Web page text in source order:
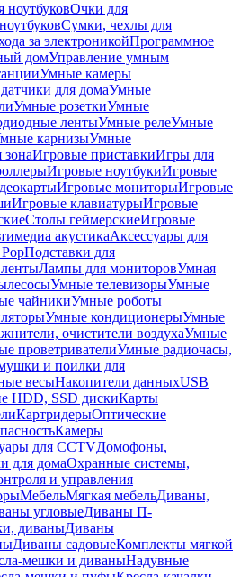
ноутбуковОчки для
Сумки, чехлы для
за электроникойПрограммное
домУправление умным
Умные камеры
для домаУмные
Умные розеткиУмные
лентыУмные релеУмные
карнизыУмные
зонаИгровые приставкиИгры для
Игровые ноутбукиИгровые
Игровые мониторыИгровые
Игровые клавиатурыИгровые
Столы геймерскиеИгровые
акустикаАксессуары для
Подставки для
Лампы для мониторовУмная
Умные телевизорыУмные
чайникиУмные роботы
Умные кондиционерыУмные
очистители воздухаУмные
проветривателиУмные радиочасы,
и поилки для
весыНакопители данныхUSB
HDD, SSD дискиКарты
КартридерыОптические
Камеры
для CCTVДомофоны,
для домаОхранные системы,
и управления
МебельМягкая мебельДиваны,
угловыеДиваны П-
диваныДиваны
Диваны садовыеКомплекты мягкой
мешки и диваныНадувные